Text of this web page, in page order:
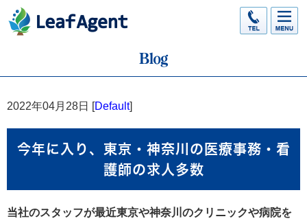
2022年04月28日 [Default]
今年に入り、東京・神奈川の医療事務・看
護師の求人多数
当社のスタッフが最近東京や神奈川のクリニックや病院を